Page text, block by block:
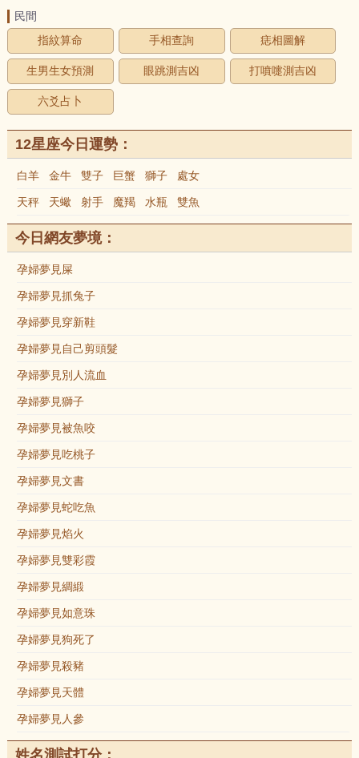
民間
指紋算命
手相查詢 痣相圖解
生男生女預測 眼跳測吉凶 打噴嚏測吉凶
六爻占卜
12星座今日運勢：
白羊 金牛 雙子 巨蟹 獅子 處女
天秤 天蠍 射手 魔羯 水瓶 雙魚
今日網友夢境：
孕婦夢見屎
孕婦夢見抓兔子
孕婦夢見穿新鞋
孕婦夢見自己剪頭髮
孕婦夢見別人流血
孕婦夢見獅子
孕婦夢見被魚咬
孕婦夢見吃桃子
孕婦夢見文書
孕婦夢見蛇吃魚
孕婦夢見焰火
孕婦夢見雙彩霞
孕婦夢見綢緞
孕婦夢見如意珠
孕婦夢見狗死了
孕婦夢見殺豬
孕婦夢見天體
孕婦夢見人參
姓名測試打分：